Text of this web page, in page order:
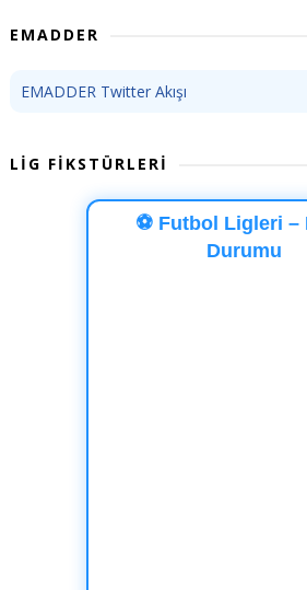
EMADDER
EMADDER Twitter Akışı
LİG FİKSTÜRLERİ
⚽ Futbol Ligleri –
Durumu